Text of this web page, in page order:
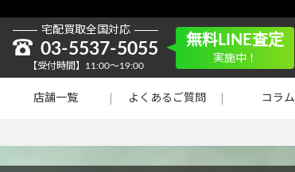
宅配買取全国対応
03-5537-5055
【受付時間】11:00～19:00
無料LINE査定
実施中！
店舗一覧 よくあるご質問 コラム